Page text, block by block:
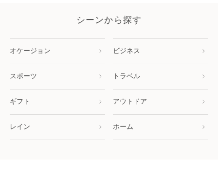
シーンから探す
オケージョン ビジネス
スポーツ トラベル
ギフト アウトドア
レイン ホーム